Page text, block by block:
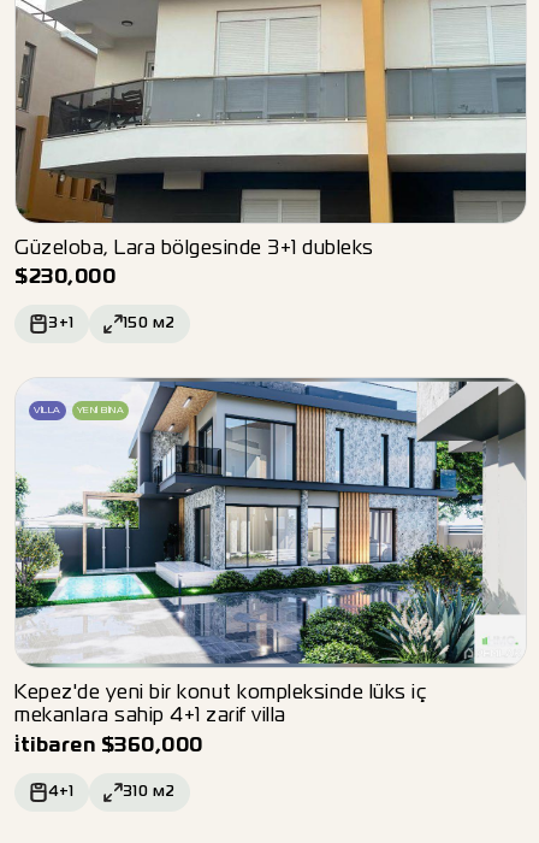
Güzeloba, Lara bölgesinde 3+1 dubleks
$230,000
3+1 150 м2
VILLA YENI BINA
Kepez'de yeni bir konut kompleksinde lüks iç
mekanlara sahip 4+1 zarif villa
i̇tibaren $360,000
4+1 310 м2